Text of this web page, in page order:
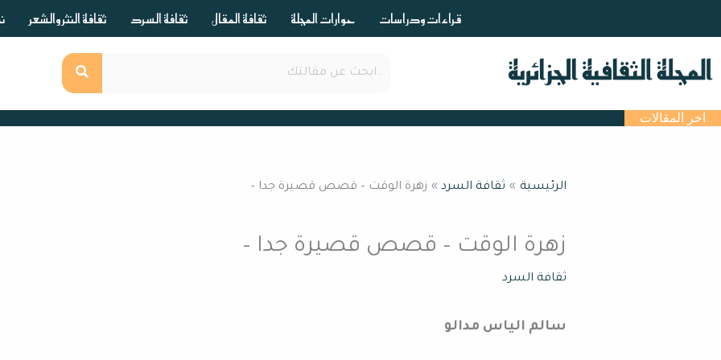
المحتوى
قراءات ودراسات حوارات المجلة ثقافة المقال ثقافة السرد ثقافة النثر والشعر
اخر المقالات
الرئيسية ثقافة السرد زهرة الوقت – قصص قصيرة جدا –
زهرة الوقت – قصص قصيرة جدا –
ثقافة السرد
سالم الياس مدالو